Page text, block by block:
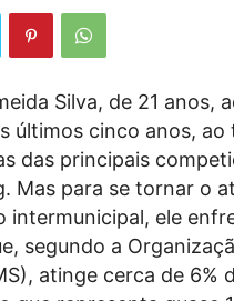
Silva, de 21 anos,
últimos cinco anos,
das principais
Mas para se tornar o
intermunicipal, ele
segundo a
atinge cerca de 6%